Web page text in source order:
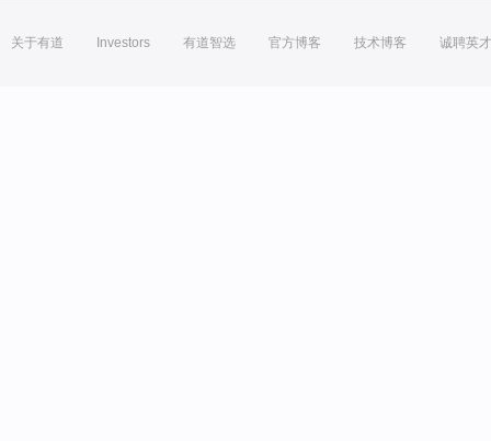
关于有道 Investors 有道智选 官方博客 技术博客 诚聘英才